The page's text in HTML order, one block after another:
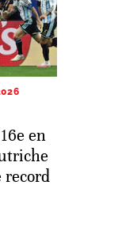
en
record